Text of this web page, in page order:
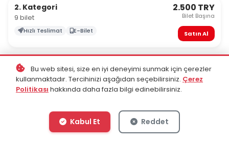
2. Kategori
9 bilet
2.500 TRY
Bilet Başına
Hızlı Teslimat
E-Bilet Satın Al
1. Kategori
7 bilet
3.000 TRY
Bilet Başına
Hızlı Teslimat
E-Bilet
Misafir Tribün
Bu web sitesi, size en iyi deneyimi sunmak için çerezler
kullanmaktadır. Tercihinizi aşağıdan seçebilirsiniz. Çerez
Politikası hakkında daha fazla bilgi edinebilirsiniz.
Kabul Et Reddet